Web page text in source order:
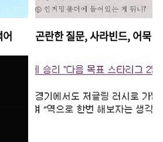
곤란한 질문, 사라빈드, 어묵